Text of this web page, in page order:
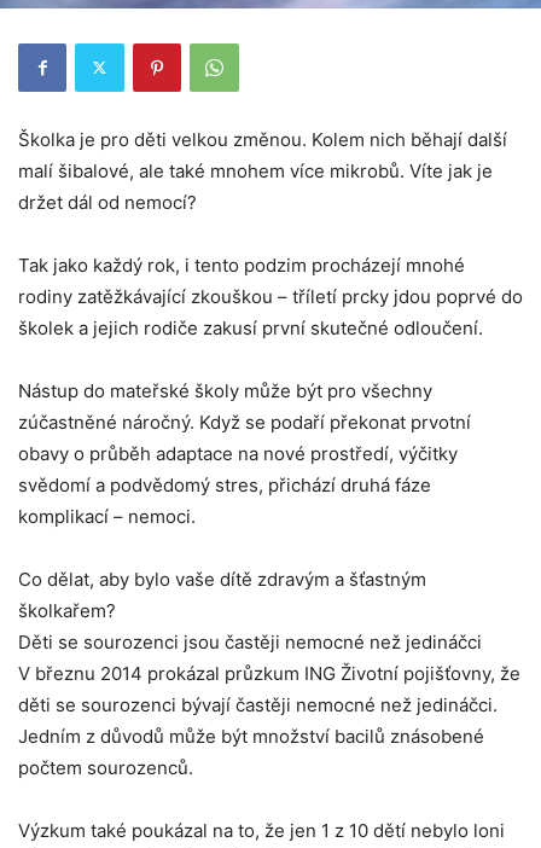
Školka je pro děti velkou změnou. Kolem nich běhají další
malí šibalové, ale také mnohem více mikrobů. Víte jak je
držet dál od nemocí?
Tak jako každý rok, i tento podzim procházejí mnohé
rodiny zatěžkávající zkouškou – tříletí prcky jdou poprvé do
školek a jejich rodiče zakusí první skutečné odloučení.
Nástup do mateřské školy může být pro všechny
zúčastněné náročný. Když se podaří překonat prvotní
obavy o průběh adaptace na nové prostředí, výčitky
svědomí a podvědomý stres, přichází druhá fáze
komplikací – nemoci.
Co dělat, aby bylo vaše dítě zdravým a šťastným
školkařem?
Děti se sourozenci jsou častěji nemocné než jedináčci
V březnu 2014 prokázal průzkum ING Životní pojišťovny, že
děti se sourozenci bývají častěji nemocné než jedináčci.
Jedním z důvodů může být množství bacilů znásobené
počtem sourozenců.
Výzkum také poukázal na to, že jen 1 z 10 dětí nebylo loni